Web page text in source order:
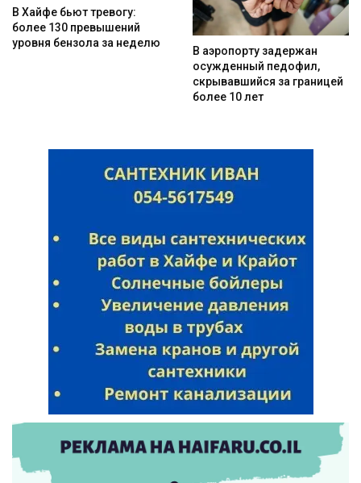
В Хайфе бьют тревогу:
более 130 превышений
уровня бензола за неделю
В аэропорту задержан
осужденный педофил,
скрывавшийся за границей
более 10 лет